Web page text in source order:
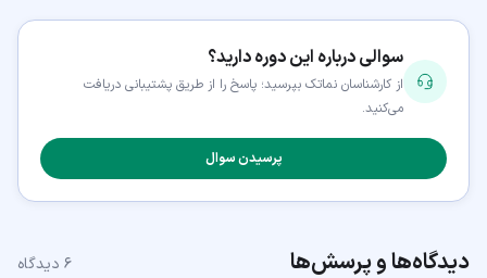
سوالی درباره این دوره دارید؟
از کارشناسان نماتک بپرسید؛ پاسخ را از طریق پشتیبانی دریافت
می‌کنید.
پرسیدن سوال
دیدگاه‌ها و پرسش‌ها ۶ دیدگاه